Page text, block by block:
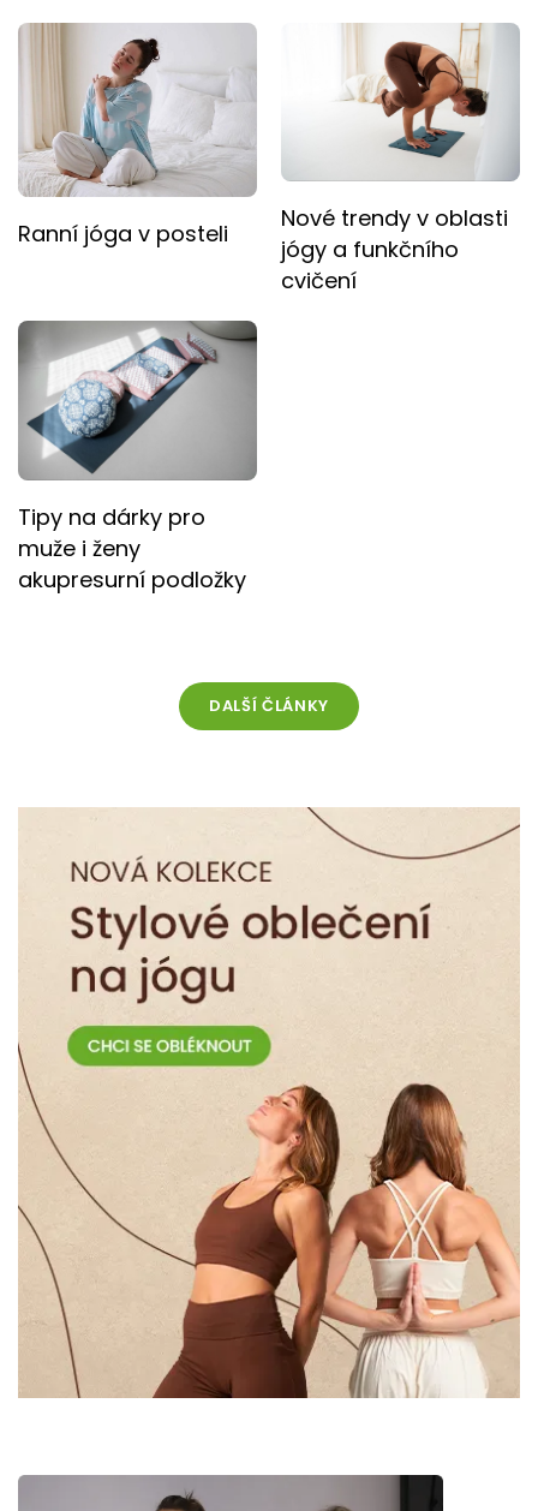
Ranní jóga v posteli
Nové trendy v oblasti
jógy a funkčního
cvičení
Tipy na dárky pro
muže i ženy
akupresurní podložky
DALŠÍ ČLÁNKY